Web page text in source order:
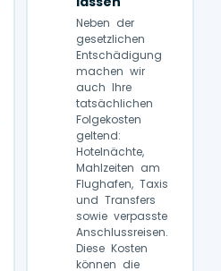
Neben der
gesetzlichen
Entschädigung
machen wir
auch Ihre
tatsächlichen
Folgekosten
geltend:
Hotelnächte,
Mahlzeiten am
Flughafen, Taxis
und Transfers
sowie verpasste
Anschlussreisen.
Diese Kosten
können die